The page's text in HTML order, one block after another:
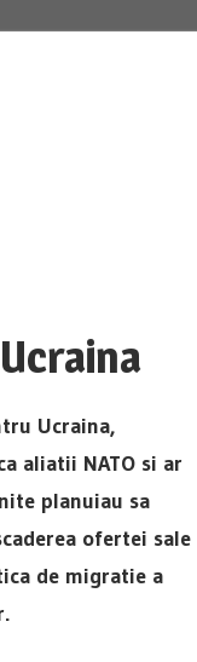
Ucraina,
aliatii NATO si ar
planuiau sa
ofertei sale
de migratie a